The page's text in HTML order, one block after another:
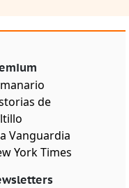
de
Vanguardia
York Times